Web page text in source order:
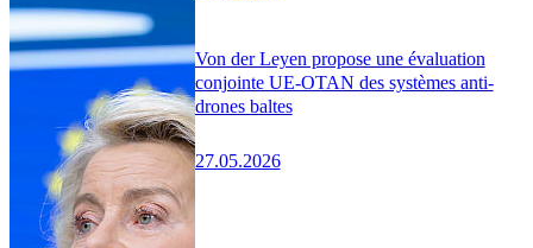
Von der Leyen propose une évaluation
conjointe UE-OTAN des systèmes anti-
drones baltes
27.05.2026